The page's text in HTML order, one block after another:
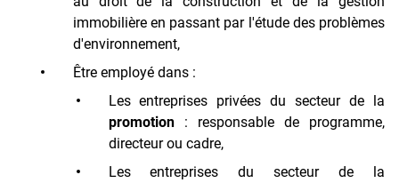
immobilière en passant par l'étude des problèmes
d'environnement,
Être employé dans :
Les entreprises privées du secteur de la
promotion: responsable de programme,
directeur ou cadre,
Les entreprises du secteur de la